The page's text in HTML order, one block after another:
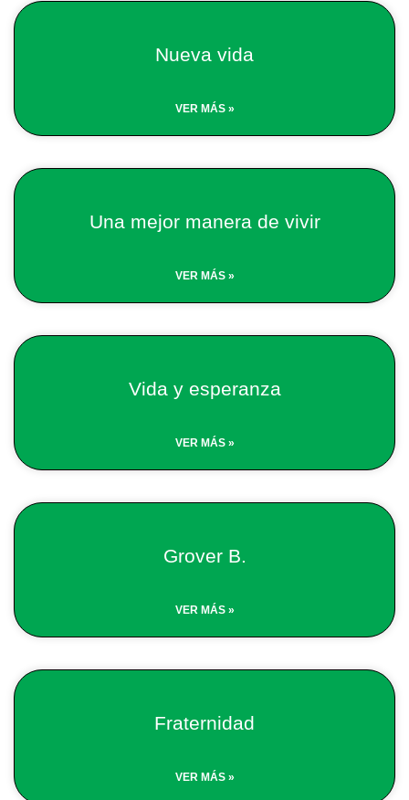
Nueva vida
VER MÁS »
Una mejor manera de vivir
VER MÁS »
Vida y esperanza
VER MÁS »
Grover B.
VER MÁS »
Fraternidad
VER MÁS »